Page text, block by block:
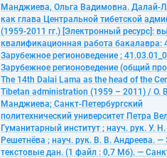
Манджиева, Ольга Вадимовна. Далай-
как глава Центральной тибетской
(1959-2011 гг.) [Электронный ресурс]:
квалификационная работа бакалавра:
Зарубежное регионоведение ;
Зарубежное регионоведение (общий
The 14th Dalai Lama as the head of the
Tibetan administration (1959 – 2011) / О.
Манджиева; Санкт-Петербургский
политехнический университет Петра
Гуманитарный институт ; науч. рук. У. Н.
Решетнёва ; науч. рук. В. В. Андреева. —
текстовые дан. (1 файл : 0,7 Мб). —